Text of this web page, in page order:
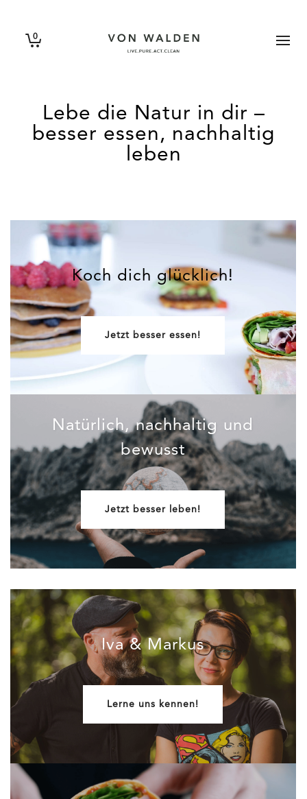
0
Lebe die Natur in dir –
besser essen, nachhaltig
leben
Koch dich glücklich!
Jetzt besser essen!
Natürlich, nachhaltig und
bewusst
Jetzt besser leben!
Iva & Markus
Lerne uns kennen!